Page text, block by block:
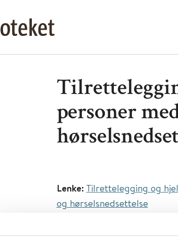
personer
Lenke: Tilrettelegging og
og hørselsnedsettelse